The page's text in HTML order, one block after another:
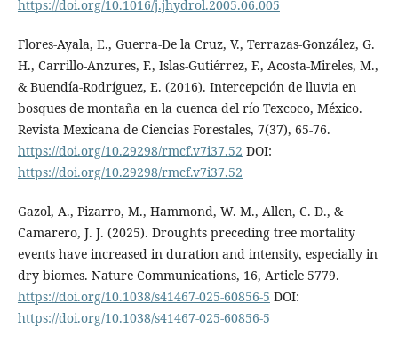
https://doi.org/10.1016/j.jhydrol.2005.06.005
Flores-Ayala, E., Guerra-De la Cruz, V., Terrazas-González, G.
H., Carrillo-Anzures, F., Islas-Gutiérrez, F., Acosta-Mireles, M.,
& Buendía-Rodríguez, E. (2016). Intercepción de lluvia en
bosques de montaña en la cuenca del río Texcoco, México.
Revista Mexicana de Ciencias Forestales, 7(37), 65-76.
https://doi.org/10.29298/rmcf.v7i37.52 DOI:
https://doi.org/10.29298/rmcf.v7i37.52
Gazol, A., Pizarro, M., Hammond, W. M., Allen, C. D., &
Camarero, J. J. (2025). Droughts preceding tree mortality
events have increased in duration and intensity, especially in
dry biomes. Nature Communications, 16, Article 5779.
https://doi.org/10.1038/s41467-025-60856-5 DOI:
https://doi.org/10.1038/s41467-025-60856-5